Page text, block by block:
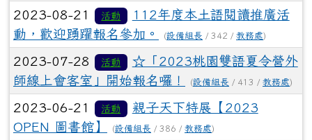
2023-08-21 活動
112年度本土語閱讀推廣活
動，歡迎踴躍報名參加。
(設備組長 / 342 / 教務處)
2023-07-28 活動
☆「2023桃園雙語夏令營外
師線上會客室」開始報名囉！
(設備組長 / 413 / 教務處)
2023-06-21 活動
親子天下特展【2023
OPEN 圖書館】
(設備組長 / 386 / 教務處)